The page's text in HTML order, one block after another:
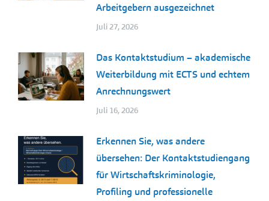
Arbeitgebern ausgezeichnet
Juli 27, 2026
Das Kontaktstudium – akademische
Weiterbildung mit ECTS und echtem
Anrechnungswert
Juli 16, 2026
Erkennen Sie, was andere
übersehen: Der Kontaktstudiengang
für Wirtschaftskriminologie,
Profiling und professionelle